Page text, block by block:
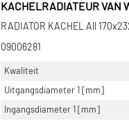
KACHELRADIATEUR VAN
RADIATOR KACHEL All
09006281
Kwaliteit
Uitgangsdiameter 1 [mm]
Ingangsdiameter 1 [mm]